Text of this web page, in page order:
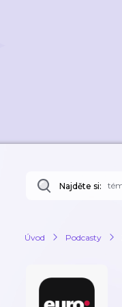
Najděte si:
Úvod Podcasty